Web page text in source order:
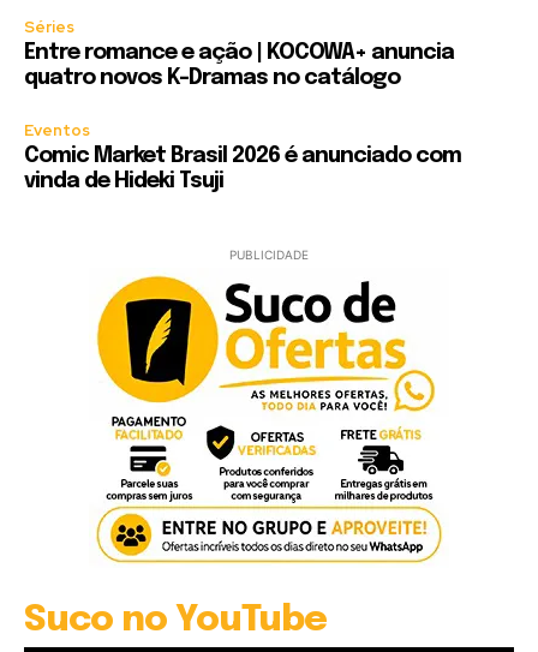
Séries
Entre romance e ação | KOCOWA+ anuncia
quatro novos K-Dramas no catálogo
Eventos
Comic Market Brasil 2026 é anunciado com
vinda de Hideki Tsuji
PUBLICIDADE
Suco no YouTube